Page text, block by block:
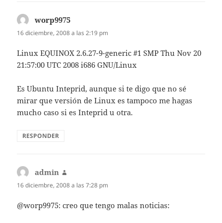
worp9975
16 diciembre, 2008 a las 2:19 pm
Linux EQUINOX 2.6.27-9-generic #1 SMP Thu Nov 20
21:57:00 UTC 2008 i686 GNU/Linux
Es Ubuntu Inteprid, aunque si te digo que no sé
mirar que versión de Linux es tampoco me hagas
mucho caso si es Inteprid u otra.
RESPONDER
admin
16 diciembre, 2008 a las 7:28 pm
@worp9975: creo que tengo malas noticias: